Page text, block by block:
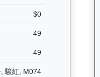
$0
49
49
, 駿紅, M074